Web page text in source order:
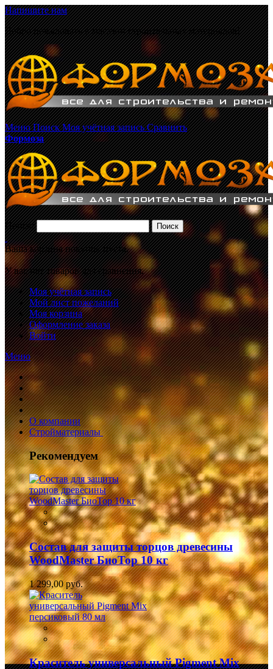
Напишите нам
Добро пожаловать в магазин строительных материалов!
Меню Поиск Моя учётная запись Сравнить
Формоза
Поиск: Поиск
Ваша корзина покупок пуста.
У вас нет товаров для сравнения.
Моя учётная запись
Мой лист пожеланий
Моя корзина
Оформление заказа
Войти
Меню
О компании
Стройматериалы
Рекомендуем
Состав для защиты торцов древесины
WoodMaster БиоТор 10 кг
1 299,00 руб.
Краситель универсальный Pigment Mix